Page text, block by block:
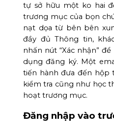
tự sở hữu một ko hai
trương mục của bọn
nạt dọa từ bên bên
đầy đủ Thông tin,
nhấn nút “Xác nhận”
dụng đăng ký. Một
tiến hành đưa đến hộp
kiểm tra cũng như học
hoạt trương mục.
Đăng nhập vào